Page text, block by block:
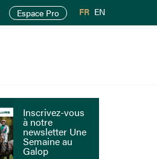
Espace Pro FR EN
Inscrivez-vous
à notre
newsletter Une
Semaine au
Galop